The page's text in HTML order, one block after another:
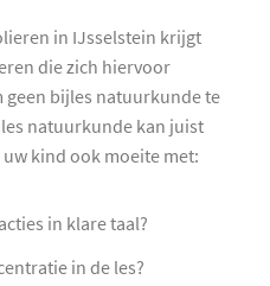
in IJsselstein krijgt
die zich hiervoor
geen bijles natuurkunde te
natuurkunde kan juist
kind ook moeite met:
in klare taal?
in de les?